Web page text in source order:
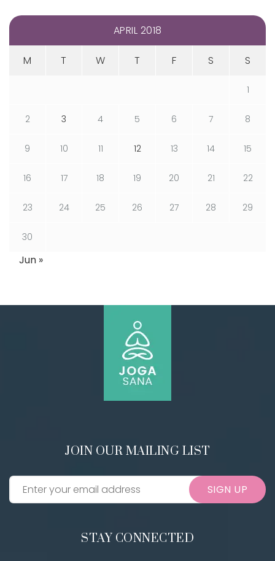
APRIL 2018
M T W T F S S
1
2 3 4 5 6 7 8
9 10 11 12 13 14 15
16 17 18 19 20 21 22
23 24 25 26 27 28 29
30
Jun »
JOIN OUR MAILING LIST
SIGN UP
STAY CONNECTED